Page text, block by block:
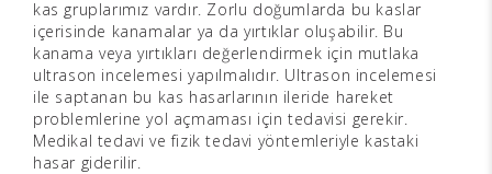
kas gruplarımız vardır. Zorlu doğumlarda bu kaslar
içerisinde kanamalar ya da yırtıklar oluşabilir. Bu
kanama veya yırtıkları değerlendirmek için mutlaka
ultrason incelemesi yapılmalıdır. Ultrason incelemesi
ile saptanan bu kas hasarlarının ileride hareket
problemlerine yol açmaması için tedavisi gerekir.
Medikal tedavi ve fizik tedavi yöntemleriyle kastaki
hasar giderilir.